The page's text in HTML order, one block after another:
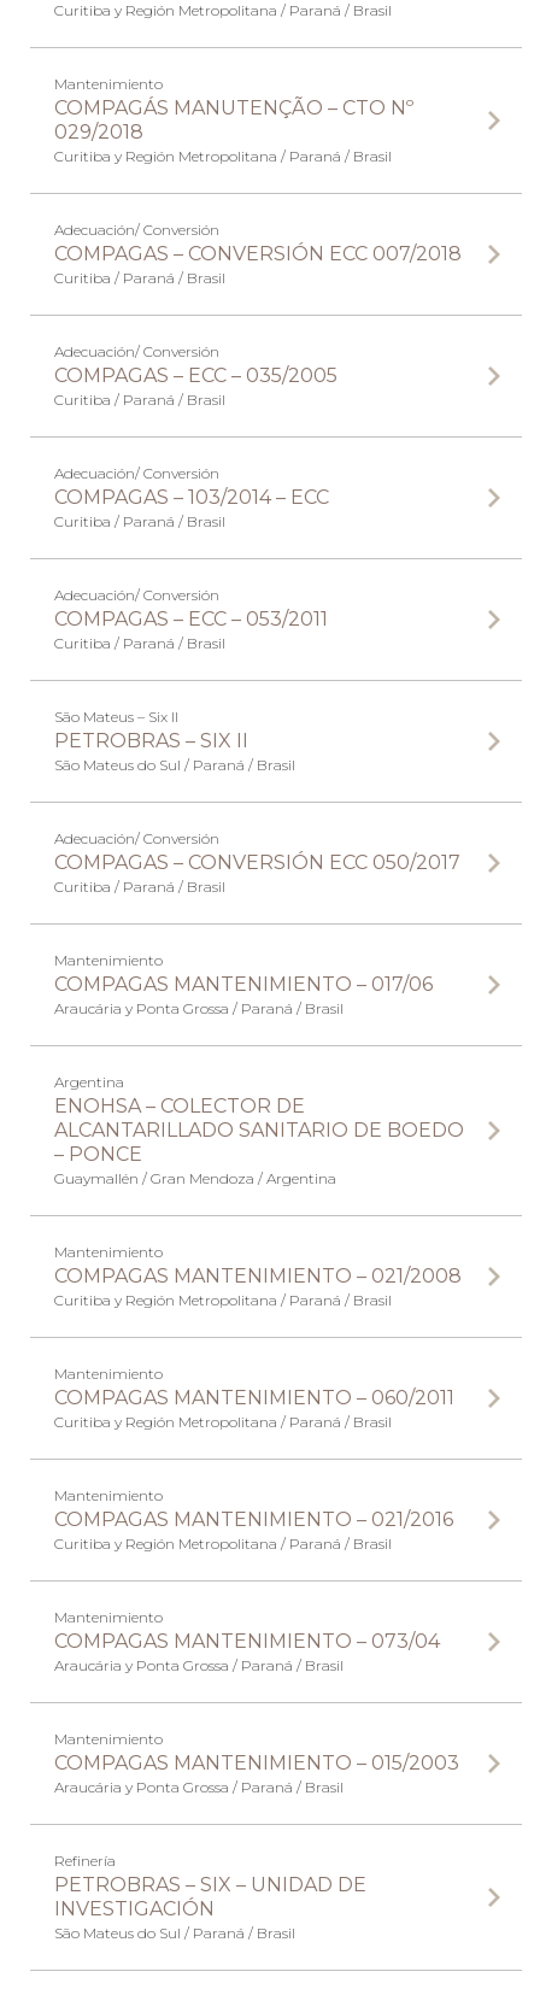
Curitiba y Región Metropolitana / Paraná / Brasil
Mantenimiento
COMPAGÁS MANUTENÇÃO – CTO Nº
029/2018
Curitiba y Región Metropolitana / Paraná / Brasil
Adecuación/ Conversión
COMPAGAS – CONVERSIÓN ECC 007/2018
Curitiba / Paraná / Brasil
Adecuación/ Conversión
COMPAGAS – ECC – 035/2005
Curitiba / Paraná / Brasil
Adecuación/ Conversión
COMPAGAS – 103/2014 – ECC
Curitiba / Paraná / Brasil
Adecuación/ Conversión
COMPAGAS – ECC – 053/2011
Curitiba / Paraná / Brasil
São Mateus – Six II
PETROBRAS – SIX II
São Mateus do Sul / Paraná / Brasil
Adecuación/ Conversión
COMPAGAS – CONVERSIÓN ECC 050/2017
Curitiba / Paraná / Brasil
Mantenimiento
COMPAGAS MANTENIMIENTO – 017/06
Araucária y Ponta Grossa / Paraná / Brasil
Argentina
ENOHSA – COLECTOR DE
ALCANTARILLADO SANITARIO DE BOEDO
– PONCE
Guaymallén / Gran Mendoza / Argentina
Mantenimiento
COMPAGAS MANTENIMIENTO – 021/2008
Curitiba y Región Metropolitana / Paraná / Brasil
Mantenimiento
COMPAGAS MANTENIMIENTO – 060/2011
Curitiba y Región Metropolitana / Paraná / Brasil
Mantenimiento
COMPAGAS MANTENIMIENTO – 021/2016
Curitiba y Región Metropolitana / Paraná / Brasil
Mantenimiento
COMPAGAS MANTENIMIENTO – 073/04
Araucária y Ponta Grossa / Paraná / Brasil
Mantenimiento
COMPAGAS MANTENIMIENTO – 015/2003
Araucária y Ponta Grossa / Paraná / Brasil
Refinería
PETROBRAS – SIX – UNIDAD DE
INVESTIGACIÓN
São Mateus do Sul / Paraná / Brasil